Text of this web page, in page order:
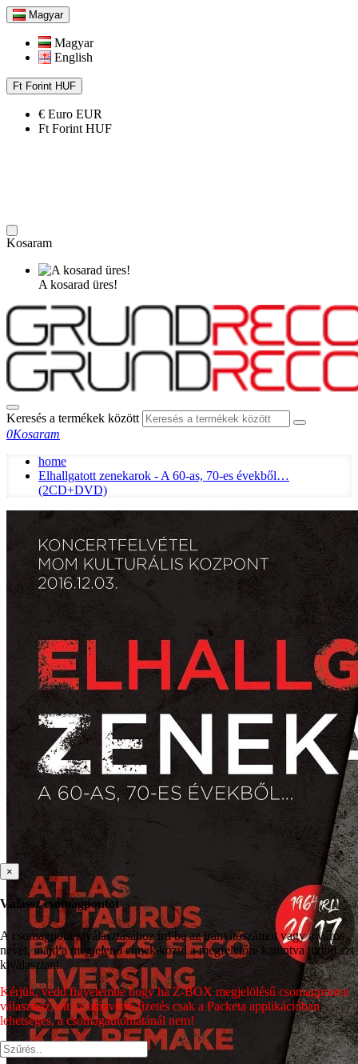
Magyar
Magyar
English
Ft Forint HUF
€ Euro EUR
Ft Forint HUF
Kosaram
A kosarad üres!
Keresés a termékek között
0Kosaram
home
Elhallgatott zenekarok - A 60-as, 70-es évekből…
(2CD+DVD)
×
Válassz csomagpontot
A csomagpont kiválasztásához írd be az irányítószámot vagy a város
nevét, majd a megjelenő címek közül a megfelelőre kattintva tudod azt
kiválasztani.
Kérjük, vedd figyelembe hogy ha Z-BOX megjelölésű csomagpontot
választasz, ott az utánvétes fizetés csak a Packeta applikációban
lehetséges, a csomagautomatánál nem!